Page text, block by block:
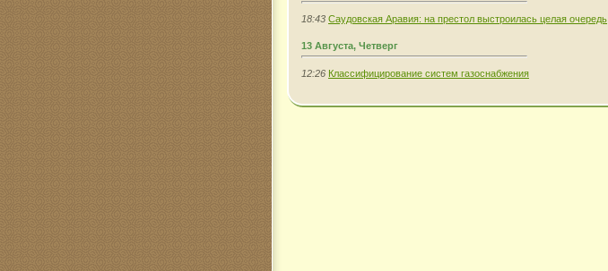
18:43 Саудовская Аравия: на престол выстроилась целая очередь
13 Августа, Четверг
12:26 Классифицирование систем газоснабжения